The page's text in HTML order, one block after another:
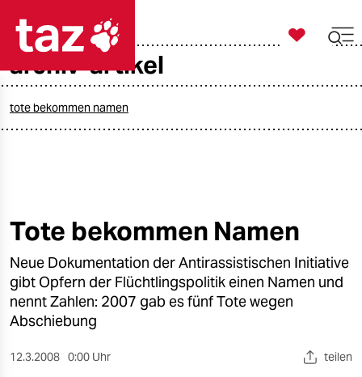
öko
gesellschaft
kultur
sport
berlin

taz zahl ich
archiv-artikel
tote bekommen namen
Tote bekommen Namen
Neue Dokumentation der Antirassistischen Initiative
gibt Opfern der Flüchtlingspolitik einen Namen und
nennt Zahlen: 2007 gab es fünf Tote wegen
Abschiebung
12.3.2008 0:00 Uhr teilen